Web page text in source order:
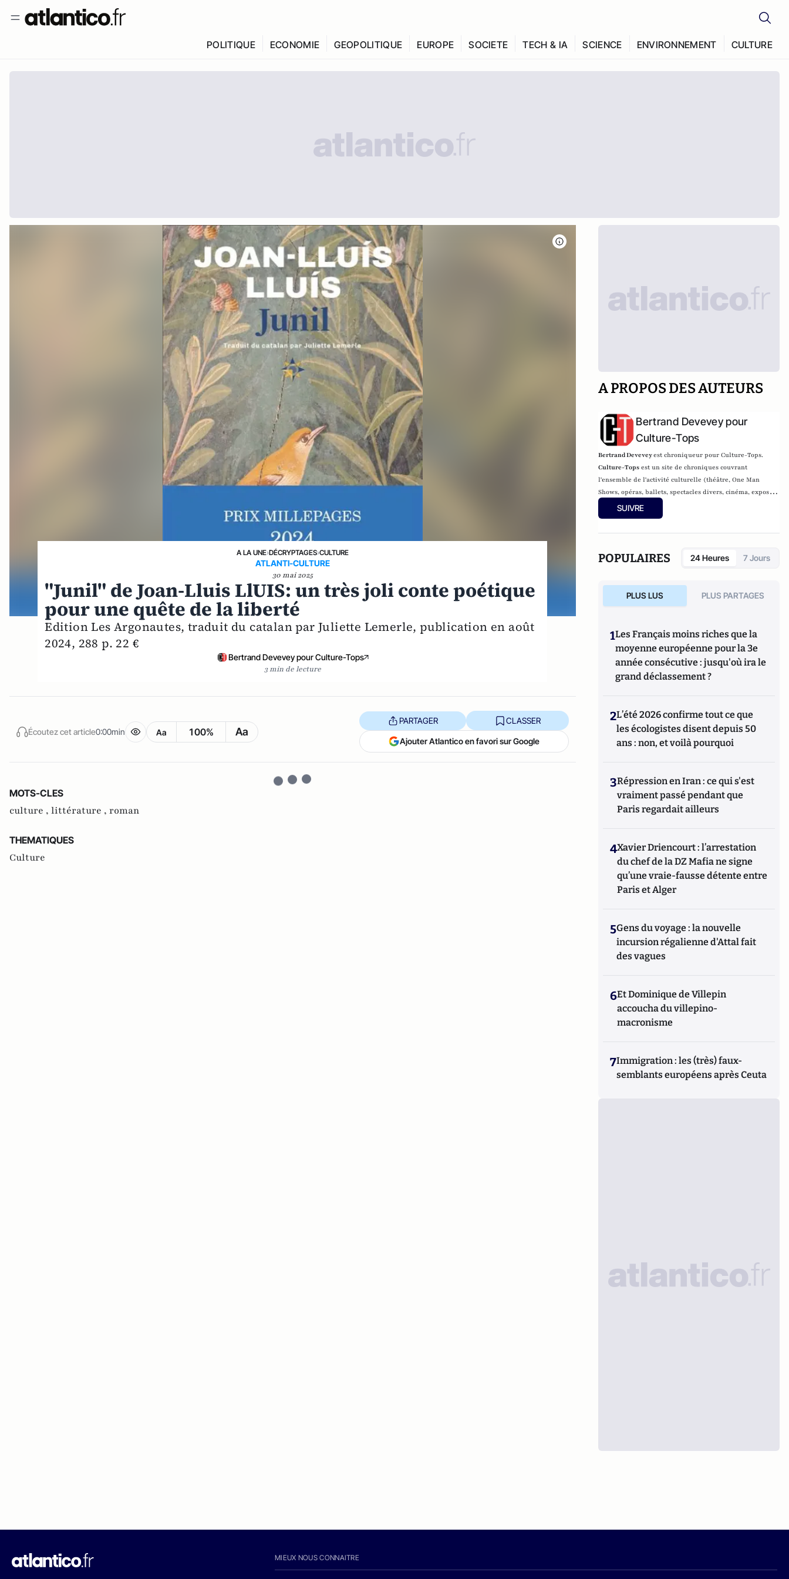
POLITIQUE ECONOMIE GEOPOLITIQUE EUROPE SOCIETE TECH & IA SCIENCE ENVIRONNEMENT CULTURE
A LA UNE›DÉCRYPTAGES›CULTURE
ATLANTI-CULTURE
30 mai 2025
"Junil" de Joan-Lluis LlUIS: un très joli conte poétique
pour une quête de la liberté
Edition Les Argonautes, traduit du catalan par Juliette Lemerle, publication en août
2024, 288 p. 22 €
Bertrand Devevey pour Culture-Tops
3 min de lecture
Écoutez cet article0:00min Aa 100% Aa
PARTAGER CLASSER
Ajouter Atlantico en favori sur Google
MOTS-CLES
culture , littérature , roman
THEMATIQUES
Culture
A PROPOS DES AUTEURS
Bertrand Devevey pour
Culture-Tops
Bertrand Deveveyest chroniqueur pour Culture-Tops.
Culture-Tops est un site de chroniques couvrant
l'ensemble de l'activité culturelle (théâtre, One Man
Shows, opéras, ballets, spectacles divers, cinéma, expos,
livres, etc.).
SUIVRE
POPULAIRES 24 Heures 7 Jours
PLUS LUS PLUS PARTAGES
1Les Français moins riches que la
moyenne européenne pour la 3e
année consécutive : jusqu'où ira le
grand déclassement ?
2L’été 2026 confirme tout ce que
les écologistes disent depuis 50
ans : non, et voilà pourquoi
3Répression en Iran : ce qui s'est
vraiment passé pendant que
Paris regardait ailleurs
4Xavier Driencourt : l’arrestation
du chef de la DZ Mafia ne signe
qu’une vraie-fausse détente entre
Paris et Alger
5Gens du voyage : la nouvelle
incursion régalienne d'Attal fait
des vagues
6Et Dominique de Villepin
accoucha du villepino-
macronisme
7Immigration : les (très) faux-
semblants européens après Ceuta
MIEUX NOUS CONNAITRE